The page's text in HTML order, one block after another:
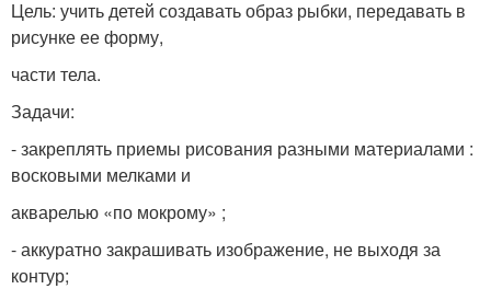
Цель: учить детей создавать образ рыбки, передавать в
рисунке ее форму,
части тела.
Задачи:
- закреплять приемы рисования разными материалами :
восковыми мелками и
акварелью «по мокрому» ;
- аккуратно закрашивать изображение, не выходя за
контур;